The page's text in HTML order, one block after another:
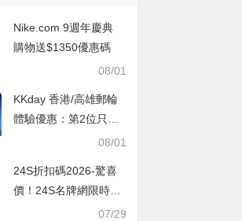
Nike.com 9週年慶典
購物送$1350優惠碼
08/01
KKday 香港/高雄郵輪
體驗優惠：第2位只需
08/01
24S折扣碼2026-驚喜
價！24S名牌網限時9
折！Louis Vuitton 精選
07/29